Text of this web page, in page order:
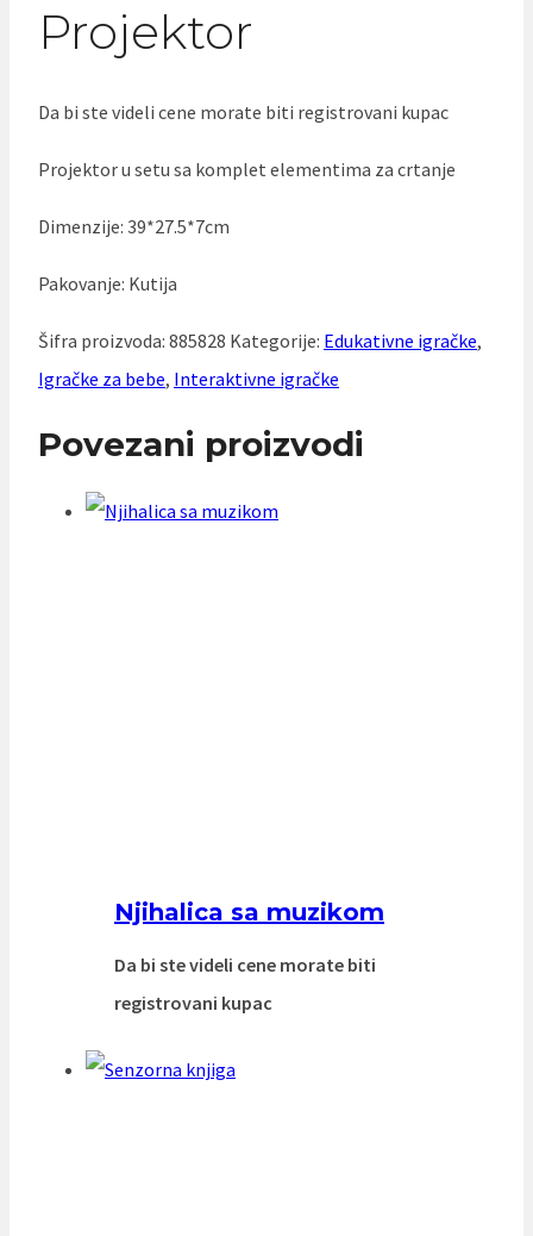
Projektor
Da bi ste videli cene morate biti registrovani kupac
Projektor u setu sa komplet elementima za crtanje
Dimenzije: 39*27.5*7cm
Pakovanje: Kutija
Šifra proizvoda: 885828 Kategorije: Edukativne igračke,
Igračke za bebe, Interaktivne igračke
Povezani proizvodi
Njihalica sa muzikom
Da bi ste videli cene morate biti
registrovani kupac